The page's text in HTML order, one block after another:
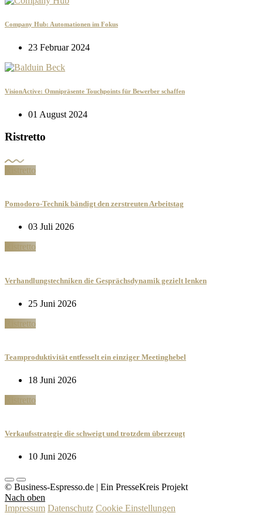
Company Hub: Automationen im Fokus
23 Februar 2024
VisionActive: Omnipräsente Touchpoints für Bewerber schaffen
01 August 2024
Ristretto
Ristretto
Pomodoro-Technik bändigt den zerstreuten Arbeitstag
03 Juli 2026
Ristretto
Verhandlungstechniken die Gesprächsdynamik gezielt lenken
25 Juni 2026
Ristretto
Teamproduktivität entfesselt ein einziger Meetinghebel
18 Juni 2026
Ristretto
Verkaufsstrategie die schweigt und trotzdem überzeugt
10 Juni 2026
© Business-Espresso.de | Ein PresseKreis Projekt
Nach oben
Impressum Datenschutz Cookie Einstellungen